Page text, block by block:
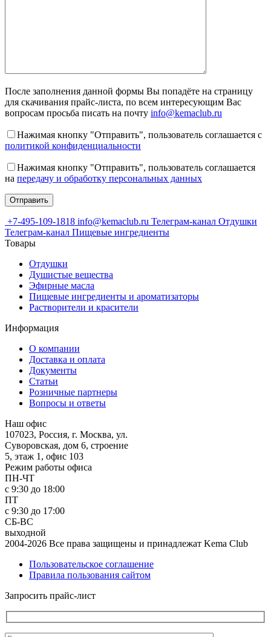
После заполнения данной формы Вы попадёте на страницу
для скачивания прайс-листа, по всем интересующим Вас
вопросам просьба писать на почту info@kemaclub.ru
Нажимая кнопку "Отправить", пользователь соглашается с
политикой конфиденциальности
Нажимая кнопку "Отправить", пользователь соглашается
на передачу и обработку персональных данных
+7-495-109-1818 info@kemaclub.ru Телеграм-канал Отдушки
Телеграм-канал Пищевые ингредиенты
Товары
Отдушки
Душистые вещества
Эфирные масла
Пищевые ингредиенты и ароматизаторы
Растворители и красители
Информация
О компании
Доставка и оплата
Документы
Статьи
Розничные партнеры
Вопросы и ответы
Наш офис
107023, Россия, г. Москва, ул.
Суворовская, дом 6, строение
5, этаж 1, офис 103
Режим работы офиса
ПН-ЧТ
с 9:30 до 18:00
ПТ
с 9:30 до 17:00
СБ-ВС
выходной
2004-2026 Все права защищены и принадлежат Kema Club
Пользовательское соглашение
Правила пользования сайтом
Запросить прайс-лист